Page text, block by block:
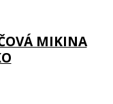
MIKINA